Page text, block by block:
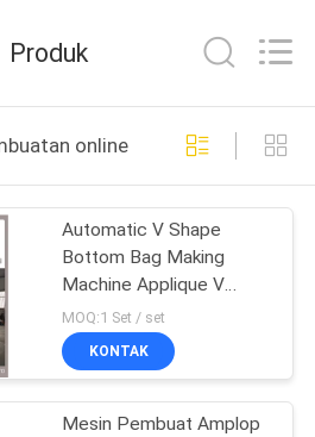
Produk
online
Automatic V Shape
Bottom Bag Making
Machine Applique V
Shape Food Bag Making
Machine For Bread
MOQ:1 Set / set
KONTAK
Mesin Pembuat Amplop